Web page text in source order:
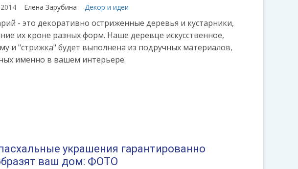
Елена Зарубина Декор и идеи
- это декоративно остриженные деревья и кустарники,
их кроне разных форм. Наше деревце искусственное,
и "стрижка" будет выполнена из подручных материалов,
именно в вашем интерьере.
украшения гарантированно
ваш дом: ФОТО